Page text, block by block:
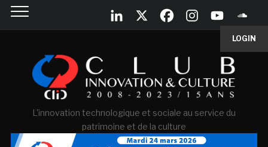
LOGIN
L'innovation technologique et sociale au service du
patrimoine et de la culture